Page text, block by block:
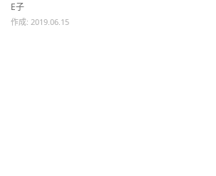
E子
作成: 2019.06.15